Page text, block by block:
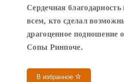
Сердечная
всем, кто сделал
драгоценное
Сопы Ринпоче.
В избранное